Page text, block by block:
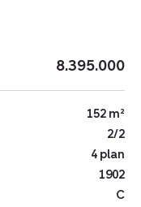
8.395.000
152 m²
2/2
4 plan
1902
C